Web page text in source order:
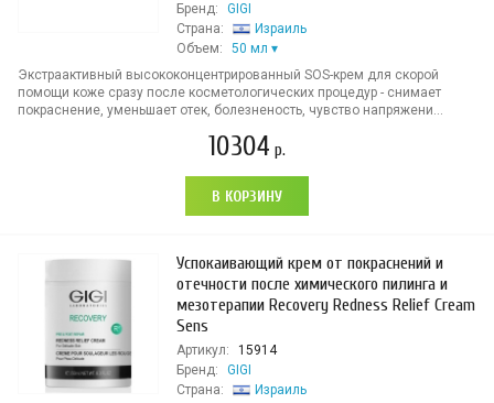
Бренд:
GIGI
Страна:
Израиль
Объем:
50 мл
Экстраактивный высококонцентрированный SOS-крем для скорой
помощи коже сразу после косметологических процедур - снимает
покраснение, уменьшает отек, болезненость, чувство напряжени...
10304 р.
В КОРЗИНУ
Успокаивающий крем от покраснений и
отечности после химического пилинга и
мезотерапии Recovery Redness Relief Cream
Sens
Артикул:
15914
Бренд:
GIGI
Страна:
Израиль